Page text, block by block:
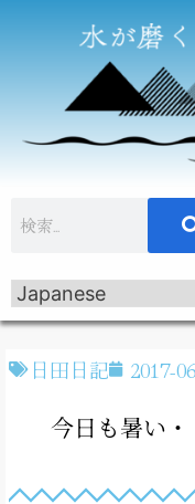
日田日記 2017-
今日も暑い・